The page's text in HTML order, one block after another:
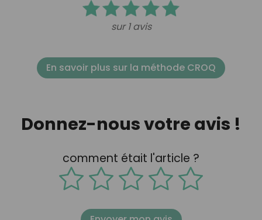
sur 1 avis
En savoir plus sur la méthode CROQ
Donnez-nous votre avis !
comment était l'article ?